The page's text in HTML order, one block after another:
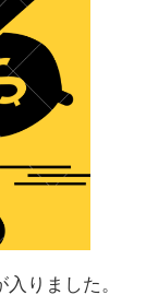
りました。